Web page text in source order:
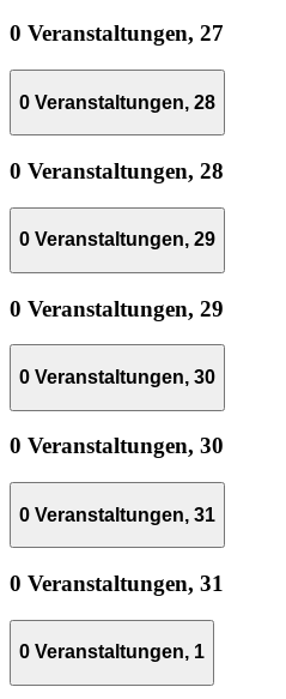
0 Veranstaltungen, 27
0 Veranstaltungen, 28
0 Veranstaltungen, 28
0 Veranstaltungen, 29
0 Veranstaltungen, 29
0 Veranstaltungen, 30
0 Veranstaltungen, 30
0 Veranstaltungen, 31
0 Veranstaltungen, 31
0 Veranstaltungen, 1